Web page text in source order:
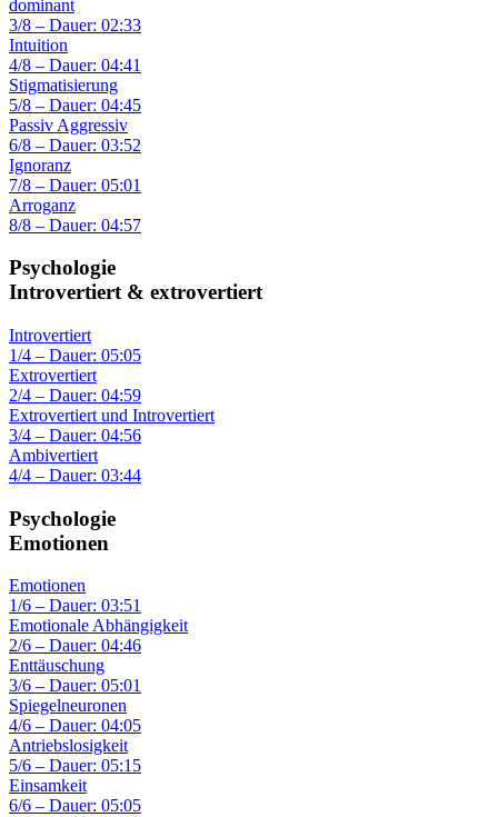
dominant
3/8 – Dauer: 02:33
Intuition
4/8 – Dauer: 04:41
Stigmatisierung
5/8 – Dauer: 04:45
Passiv Aggressiv
6/8 – Dauer: 03:52
Ignoranz
7/8 – Dauer: 05:01
Arroganz
8/8 – Dauer: 04:57
Psychologie
Introvertiert & extrovertiert
Introvertiert
1/4 – Dauer: 05:05
Extrovertiert
2/4 – Dauer: 04:59
Extrovertiert und Introvertiert
3/4 – Dauer: 04:56
Ambivertiert
4/4 – Dauer: 03:44
Psychologie
Emotionen
Emotionen
1/6 – Dauer: 03:51
Emotionale Abhängigkeit
2/6 – Dauer: 04:46
Enttäuschung
3/6 – Dauer: 05:01
Spiegelneuronen
4/6 – Dauer: 04:05
Antriebslosigkeit
5/6 – Dauer: 05:15
Einsamkeit
6/6 – Dauer: 05:05